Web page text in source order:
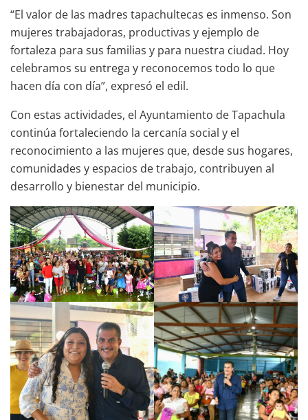
“El valor de las madres tapachultecas es inmenso. Son
mujeres trabajadoras, productivas y ejemplo de
fortaleza para sus familias y para nuestra ciudad. Hoy
celebramos su entrega y reconocemos todo lo que
hacen día con día”, expresó el edil.
Con estas actividades, el Ayuntamiento de Tapachula
continúa fortaleciendo la cercanía social y el
reconocimiento a las mujeres que, desde sus hogares,
comunidades y espacios de trabajo, contribuyen al
desarrollo y bienestar del municipio.